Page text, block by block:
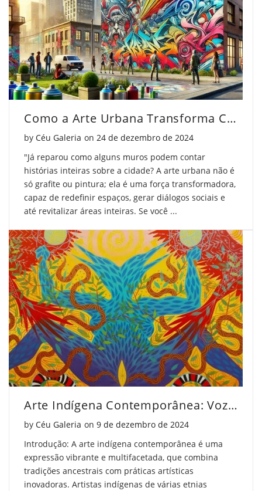
Como a Arte Urbana Transforma Cidades e Comunidades
by Céu Galeria on Posted on
24 de dezembro de 2024
"Já reparou como alguns muros podem contar
histórias inteiras sobre a cidade? A arte urbana não é
só grafite ou pintura; ela é uma força transformadora,
capaz de redefinir espaços, gerar diálogos sociais e
até revitalizar áreas inteiras. Se você ...
Arte Indígena Contemporânea: Vozes e Expressões Únicas
by Céu Galeria on Posted on
9 de dezembro de 2024
Introdução: A arte indígena contemporânea é uma
expressão vibrante e multifacetada, que combina
tradições ancestrais com práticas artísticas
inovadoras. Artistas indígenas de várias etnias